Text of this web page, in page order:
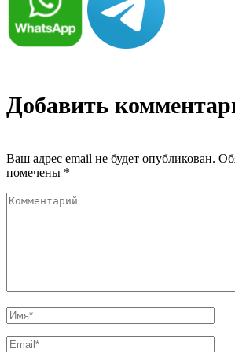
Добавить
Ваш адрес email не будет опубликован.
помечены *